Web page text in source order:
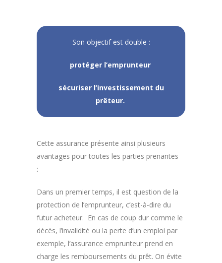
Son objectif est double :
protéger l’emprunteur
sécuriser l’investissement du
prêteur.
Cette assurance présente ainsi plusieurs
avantages pour toutes les parties prenantes
:
Dans un premier temps, il est question de la
protection de l’emprunteur, c’est-à-dire du
futur acheteur. En cas de coup dur comme le
décès, l’invalidité ou la perte d’un emploi par
exemple, l’assurance emprunteur prend en
charge les remboursements du prêt. On évite